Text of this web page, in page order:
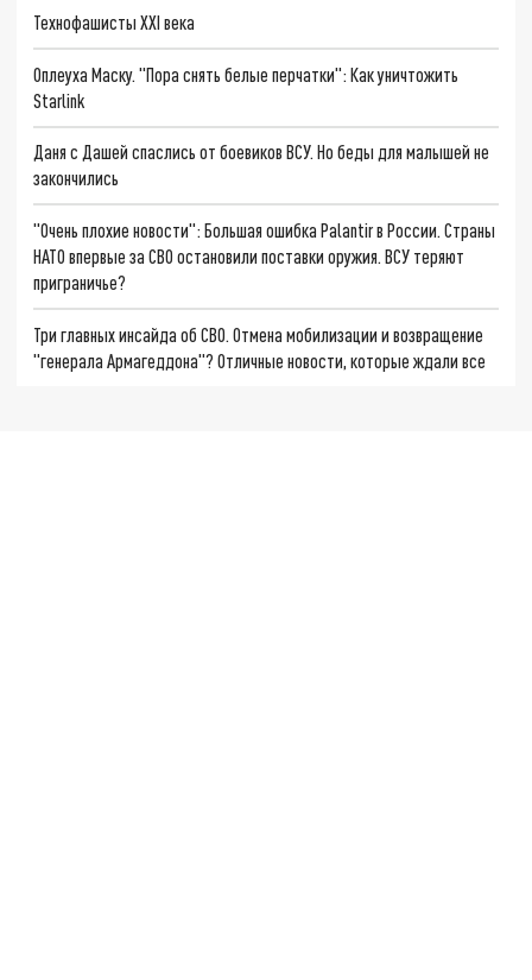
Технофашисты XXI века
Оплеуха Маску. "Пора снять белые перчатки": Как уничтожить
Starlink
Даня с Дашей спаслись от боевиков ВСУ. Но беды для малышей не
закончились
"Очень плохие новости": Большая ошибка Palantir в России. Страны
НАТО впервые за СВО остановили поставки оружия. ВСУ теряют
приграничье?
Три главных инсайда об СВО. Отмена мобилизации и возвращение
"генерала Армагеддона"? Отличные новости, которые ждали все